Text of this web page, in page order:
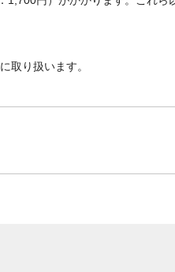
取り扱います。